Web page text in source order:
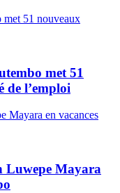
met 51
de l’emploi
Luwepe Mayara